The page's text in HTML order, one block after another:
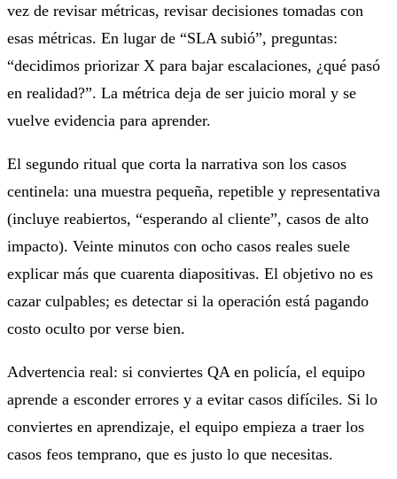
vez de revisar métricas, revisar decisiones tomadas con
esas métricas. En lugar de “SLA subió”, preguntas:
“decidimos priorizar X para bajar escalaciones, ¿qué pasó
en realidad?”. La métrica deja de ser juicio moral y se
vuelve evidencia para aprender.
El segundo ritual que corta la narrativa son los casos
centinela: una muestra pequeña, repetible y representativa
(incluye reabiertos, “esperando al cliente”, casos de alto
impacto). Veinte minutos con ocho casos reales suele
explicar más que cuarenta diapositivas. El objetivo no es
cazar culpables; es detectar si la operación está pagando
costo oculto por verse bien.
Advertencia real: si conviertes QA en policía, el equipo
aprende a esconder errores y a evitar casos difíciles. Si lo
conviertes en aprendizaje, el equipo empieza a traer los
casos feos temprano, que es justo lo que necesitas.